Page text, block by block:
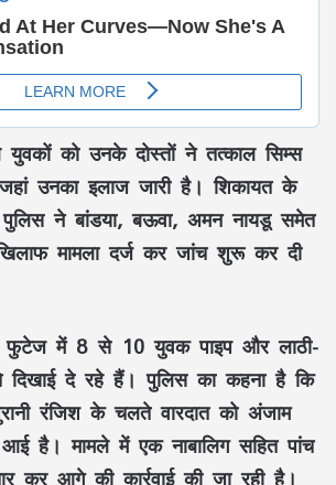
को उनके दोस्तों ने तत्काल सिम्स
उनका इलाज जारी है। शिकायत के
ने बांडया, बऊवा, अमन नायडू समेत
मामला दर्ज कर जांच शुरू कर दी
फुटेज में 8 से 10 युवक पाइप और लाठी-
दे रहे हैं। पुलिस का कहना है कि
रंजिश के चलते वारदात को अंजाम
है। मामले में एक नाबालिग सहित पांच